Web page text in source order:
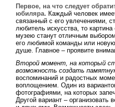
Первое, на что следует
юбиляра. Каждый человек
связанный с его увлечениями,
любитель искусства, то
музею станут отличным
его любимой команды или
душе. Главное – проявите
Второй момент, на который
возможность создать
воспоминаний и радостных
воплощением. Один из
фотографиями, на которых
Другой вариант –